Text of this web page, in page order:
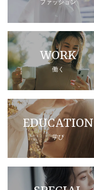
ファッション
WORK
働く
EDUCATION
学び